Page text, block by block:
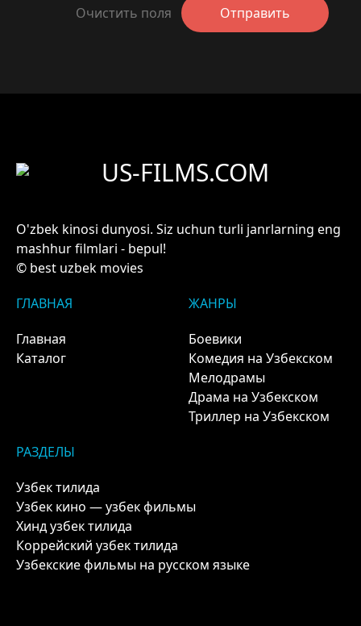
Очистить поля Отправить
US-FILMS.COM
O'zbek kinosi dunyosi. Siz uchun turli janrlarning eng
mashhur filmlari - bepul!
© best uzbek movies
ГЛАВНАЯ
Главная
Каталог
ЖАНРЫ
Боевики
Комедия на Узбекском
Мелодрамы
Драма на Узбекском
Триллер на Узбекском
РАЗДЕЛЫ
Узбек тилида
Узбек кино — узбек фильмы
Хинд узбек тилида
Коррейский узбек тилида
Узбекские фильмы на русском языке